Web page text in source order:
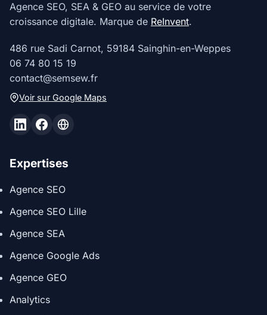
Agence SEO, SEA & GEO au service de votre
croissance digitale. Marque de ReInvent.
486 rue Sadi Carnot, 59184 Sainghin-en-Weppes
06 74 80 15 19
contact@semsew.fr
Voir sur Google Maps
Expertises
Agence SEO
Agence SEO Lille
Agence SEA
Agence Google Ads
Agence GEO
Analytics